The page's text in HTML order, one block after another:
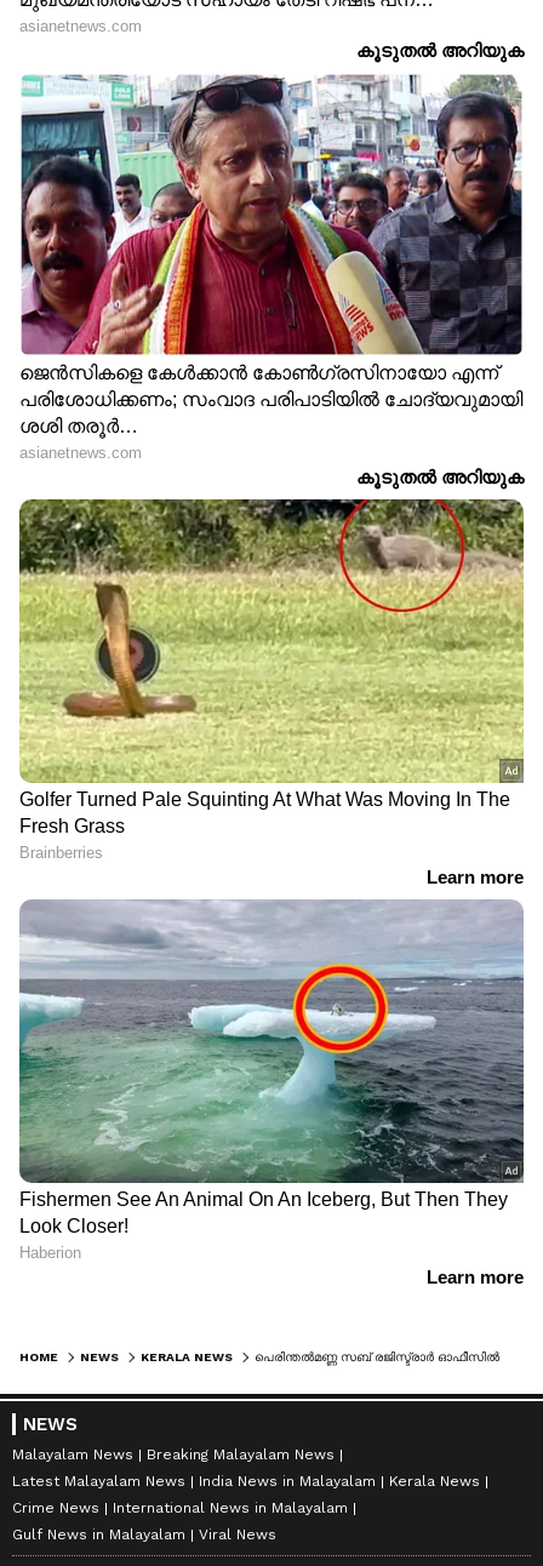
HOME NEWS KERALA NEWS പെരിന്തൽമണ്ണ സബ് രജിസ്ട്രാർ ഓഫീസിൽ രാത്രി വിജിലൻസ് പരിശോധനക്കെത്തി; സബ് രജിസ്ട്രാറും പ്യൂണും കുടുങ്ങി
NEWS
Malayalam News
Breaking Malayalam News
Latest Malayalam News
India News in Malayalam
Kerala News
Crime News
International News in Malayalam
Gulf News in Malayalam
Viral News